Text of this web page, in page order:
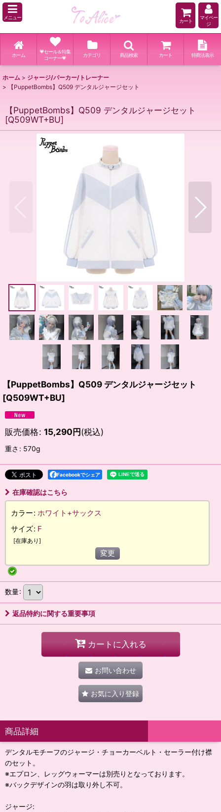
メニュー
カート
マイペー
ジ
ホーム
💗セール＆特集
コーナー💗
カテゴリ 商品検索 カート 特商法表示
ホーム > ジャージ/パーカー/トレーナー
>
【PuppetBombs】Q509 デンタルジャージセット
【PuppetBombs】Q509 デンタルジャージセット
[Q509WT+BU]
【PuppetBombs】Q509 デンタルジャージセット
[Q509WT+BU]
販売価格: 15,290円(税込)
重さ : 570g
Facebookでシェア
在庫確認はこちら
カラー: ホワイト+サックス
サイズ: F
[在庫あり ]
変更
数量:
返品特約に関する重要事項
カートに入れる
お問い合わせ
お気に入り登録
商品詳細
デンタルモチーフのジャージ・チョーカーベルト・セーラー付け襟
のセット。
※エプロン、レッグウォーマーは別売りとなっております。
※バックデザインの羽は取り外し不可。
ジャージ: